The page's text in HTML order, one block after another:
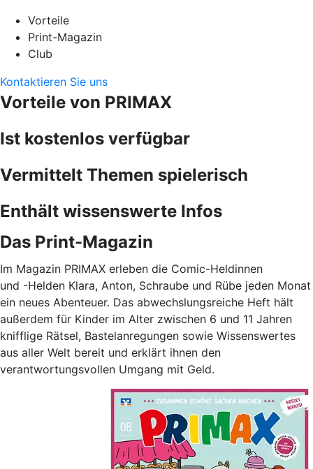
Vorteile
Print-Magazin
Club
Kontaktieren Sie uns
Vorteile von PRIMAX
Ist kostenlos verfügbar
Vermittelt Themen spielerisch
Enthält wissenswerte Infos
Das Print-Magazin
Im Magazin PRIMAX erleben die Comic-Heldinnen
und -Helden Klara, Anton, Schraube und Rübe jeden Monat
ein neues Abenteuer. Das abwechslungsreiche Heft hält
außerdem für Kinder im Alter zwischen 6 und 11 Jahren
knifflige Rätsel, Bastelanregungen sowie Wissenswertes
aus aller Welt bereit und erklärt ihnen den
verantwortungsvollen Umgang mit Geld.